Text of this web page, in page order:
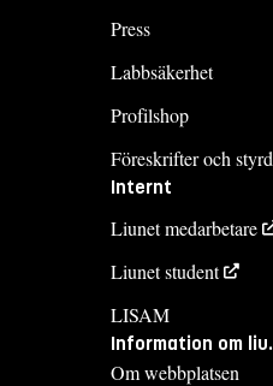
Press
Labbsäkerhet
Profilshop
Föreskrifter och
Internt
Liunet medarbetare
Liunet student
LISAM
Information om
Om webbplatsen